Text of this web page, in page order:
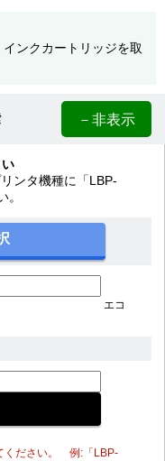
ンクカートリッジを取
－非表示
ンタ機種に「LBP-
。
エコ
ください。 例:「LBP-